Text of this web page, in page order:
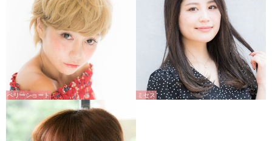
ベリーショート ミセス